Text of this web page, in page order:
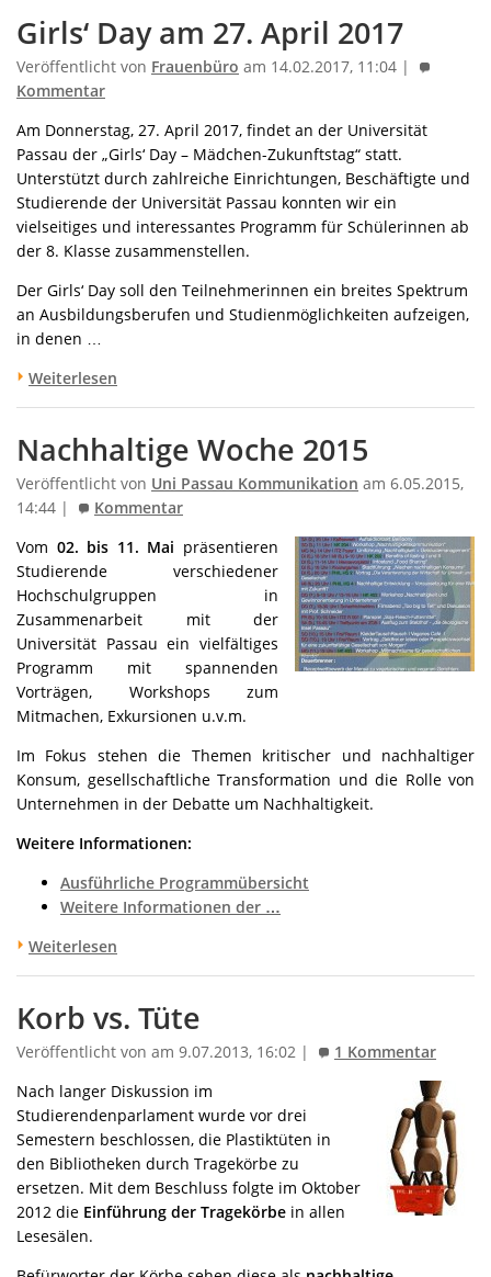
Girls‘ Day am 27. April 2017
Veröffentlicht von Frauenbüro am 14.02.2017, 11:04 |
Kommentar
Am Donnerstag, 27. April 2017, findet an der Universität
Passau der „Girls‘ Day – Mädchen-Zukunftstag“ statt.
Unterstützt durch zahlreiche Einrichtungen, Beschäftigte und
Studierende der Universität Passau konnten wir ein
vielseitiges und interessantes Programm für Schülerinnen ab
der 8. Klasse zusammenstellen.
Der Girls‘ Day soll den Teilnehmerinnen ein breites Spektrum
an Ausbildungsberufen und Studienmöglichkeiten aufzeigen,
in denen …
Weiterlesen
Nachhaltige Woche 2015
Veröffentlicht von Uni Passau Kommunikation am 6.05.2015,
14:44 |
Kommentar
Vom 02. bis 11. Mai präsentieren
Studierende verschiedener
Hochschulgruppen in
Zusammenarbeit mit der
Universität Passau ein vielfältiges
Programm mit spannenden
Vorträgen, Workshops zum
Mitmachen, Exkursionen u.v.m.
Im Fokus stehen die Themen kritischer und nachhaltiger
Konsum, gesellschaftliche Transformation und die Rolle von
Unternehmen in der Debatte um Nachhaltigkeit.
Weitere Informationen:
Ausführliche Programmübersicht
Weitere Informationen der …
Weiterlesen
Korb vs. Tüte
Veröffentlicht von am 9.07.2013, 16:02 | 1 Kommentar
Nach langer Diskussion im
Studierendenparlament wurde vor drei
Semestern beschlossen, die Plastiktüten in
den Bibliotheken durch Tragekörbe zu
ersetzen. Mit dem Beschluss folgte im Oktober
2012 die Einführung der Tragekörbe in allen
Lesesälen.